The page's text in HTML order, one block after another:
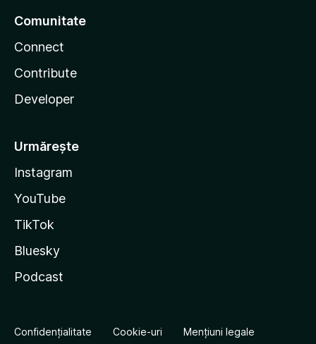
Comunitate
Connect
Contribute
Developer
Urmărește
Instagram
YouTube
TikTok
Bluesky
Podcast
Confidențialitate Cookie-uri Mențiuni legale